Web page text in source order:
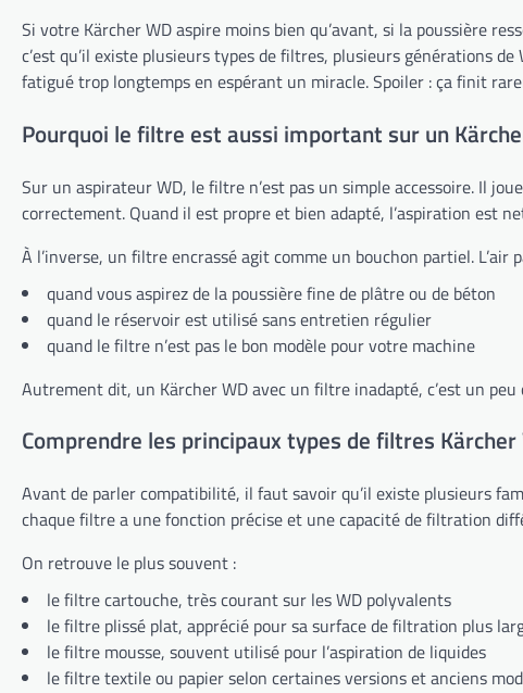
Si votre Kärcher WD aspire moins bien qu’avant, si la poussière
c’est qu’il existe plusieurs types de filtres, plusieurs générations
fatigué trop longtemps en espérant un miracle. Spoiler : ça finit
Pourquoi le filtre est aussi important sur un
Sur un aspirateur WD, le filtre n’est pas un simple accessoire. Il
correctement. Quand il est propre et bien adapté, l’aspiration est
À l’inverse, un filtre encrassé agit comme un bouchon partiel.
quand vous aspirez de la poussière fine de plâtre ou de béton
quand le réservoir est utilisé sans entretien régulier
quand le filtre n’est pas le bon modèle pour votre machine
Autrement dit, un Kärcher WD avec un filtre inadapté, c’est un
Comprendre les principaux types de filtres Kärcher
Avant de parler compatibilité, il faut savoir qu’il existe plusieurs
chaque filtre a une fonction précise et une capacité de filtration
On retrouve le plus souvent :
le filtre cartouche, très courant sur les WD polyvalents
le filtre plissé plat, apprécié pour sa surface de filtration plus
le filtre mousse, souvent utilisé pour l’aspiration de liquides
le filtre textile ou papier selon certaines versions et anciens